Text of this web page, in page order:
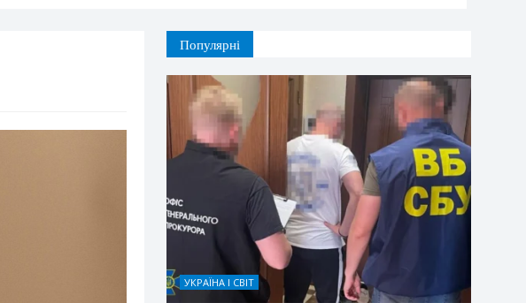
Популярні
УКРАЇНА І СВІТ